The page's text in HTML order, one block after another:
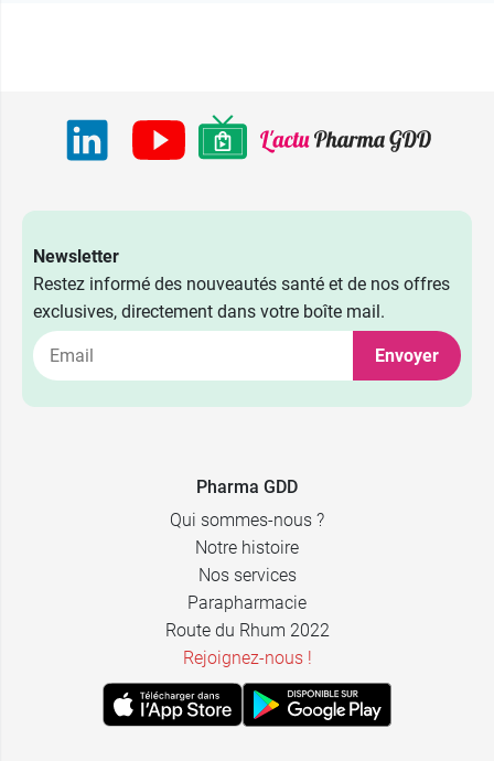
Newsletter
Restez informé des nouveautés santé et de nos offres
exclusives, directement dans votre boîte mail.
Envoyer
Pharma GDD
Qui sommes-nous ?
Notre histoire
Nos services
Parapharmacie
Route du Rhum 2022
Rejoignez-nous !